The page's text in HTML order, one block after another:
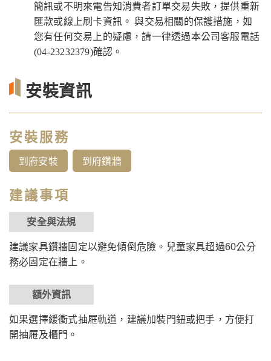
簡訊或不明來電告知消費者訂單交易失敗，提供重新
匯款或線上刷卡資訊。 與交易相關的保護措施，如
您有任何交易上的疑慮，請一律透過本公司客服電話
(04-23232379)確認。
安裝資訊
安裝服務
到府安裝 到府鑽牆
建議事項
安全與法規
建議家具鑽牆固定以避免傾倒危險。兒童家具超過60公分
務必固定在牆上。
額外資訊
如果選擇緩衝式抽屜軌道，建議加裝門鈕或把手，方便打
開抽屜及櫃門。